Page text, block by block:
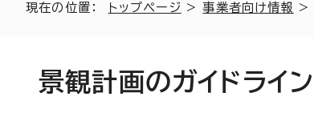
現在の位置： トップページ >事業者向け情報
景観計画のガイドライン